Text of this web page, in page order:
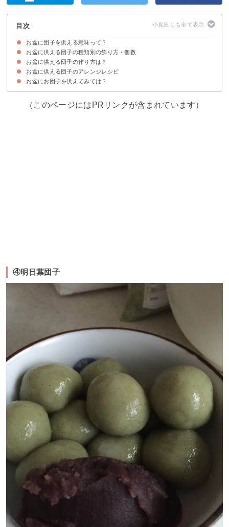
目次
お盆に団子を供える意味って？
そもそもお盆とは？いつ？
お盆に団子を供える意味・由来
お盆に団子を供える宗教
お盆に供える団子の種類別の飾り方・個数
①お迎え団子（盆入り：13日）
②お供え団子（14日~15日）
③送り団子（16日）
お盆に供える団子の作り方は？
材料
作り方・レシピ
お盆に供える団子のアレンジレシピ
①上新粉で作る団子
②きなこのお迎え団子
③クルミ入りお盆団子
④明日葉団子
⑤豆腐で作るお盆団子
お盆にお団子を供えてみては？
（このページにはPRリンクが含まれています）
④明日葉団子